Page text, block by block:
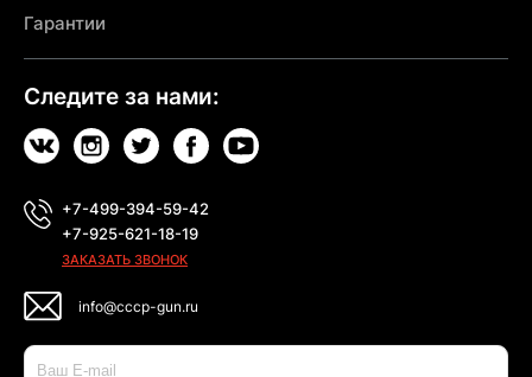
Гарантии
Следите за нами:
+7-499-394-59-42
+7-925-621-18-19
ЗАКАЗАТЬ ЗВОНОК
info@cccp-gun.ru